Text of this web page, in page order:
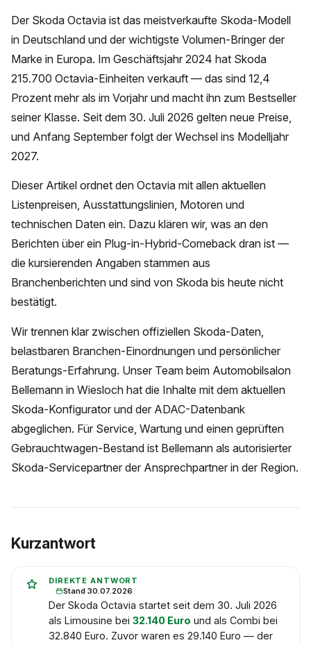
Der Skoda Octavia ist das meistverkaufte Skoda-Modell
in Deutschland und der wichtigste Volumen-Bringer der
Marke in Europa. Im Geschäftsjahr 2024 hat Skoda
215.700 Octavia-Einheiten verkauft — das sind 12,4
Prozent mehr als im Vorjahr und macht ihn zum Bestseller
seiner Klasse. Seit dem 30. Juli 2026 gelten neue Preise,
und Anfang September folgt der Wechsel ins Modelljahr
2027.
Dieser Artikel ordnet den Octavia mit allen aktuellen
Listenpreisen, Ausstattungslinien, Motoren und
technischen Daten ein. Dazu klären wir, was an den
Berichten über ein Plug-in-Hybrid-Comeback dran ist —
die kursierenden Angaben stammen aus
Branchenberichten und sind von Skoda bis heute nicht
bestätigt.
Wir trennen klar zwischen offiziellen Skoda-Daten,
belastbaren Branchen-Einordnungen und persönlicher
Beratungs-Erfahrung. Unser Team beim Automobilsalon
Bellemann in Wiesloch hat die Inhalte mit dem aktuellen
Skoda-Konfigurator und der ADAC-Datenbank
abgeglichen. Für Service, Wartung und einen geprüften
Gebrauchtwagen-Bestand ist Bellemann als autorisierter
Skoda-Servicepartner der Ansprechpartner in der Region.
Kurzantwort
DIREKTE ANTWORT
Stand 30.07.2026
Der Skoda Octavia startet seit dem 30. Juli 2026
als Limousine bei 32.140 Euro und als Combi bei
32.840 Euro. Zuvor waren es 29.140 Euro — der